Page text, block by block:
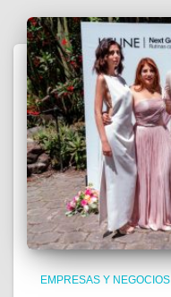
EMPRESAS Y NEGOCIOS